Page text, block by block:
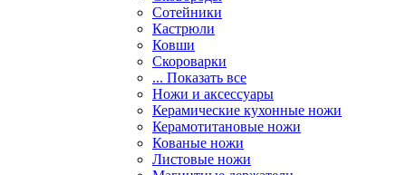
Сотейники
Кастрюли
Ковши
Скороварки
... Показать все
Ножи и аксессуары
Керамические кухонные ножи
Керамотитановые ножи
Кованые ножи
Листовые ножи